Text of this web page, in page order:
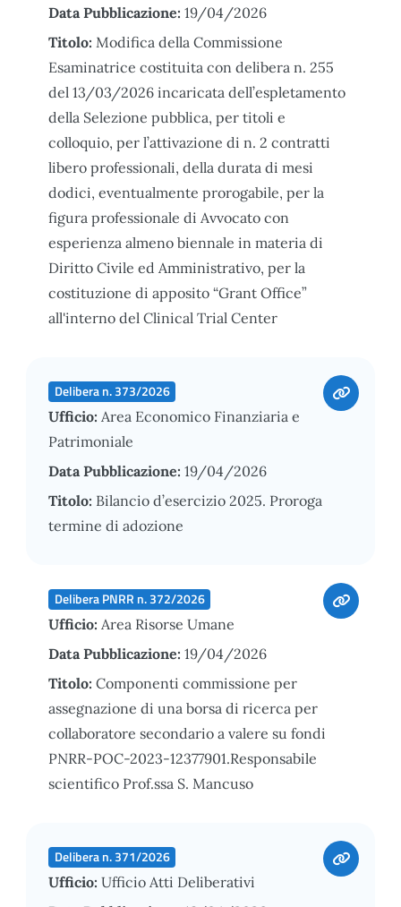
Data Pubblicazione: 19/04/2026
Titolo: Modifica della Commissione
Esaminatrice costituita con delibera n. 255
del 13/03/2026 incaricata dell’espletamento
della Selezione pubblica, per titoli e
colloquio, per l’attivazione di n. 2 contratti
libero professionali, della durata di mesi
dodici, eventualmente prorogabile, per la
figura professionale di Avvocato con
esperienza almeno biennale in materia di
Diritto Civile ed Amministrativo, per la
costituzione di apposito “Grant Office”
all'interno del Clinical Trial Center
Delibera n. 373/2026
Ufficio: Area Economico Finanziaria e
Patrimoniale
Data Pubblicazione: 19/04/2026
Titolo: Bilancio d’esercizio 2025. Proroga
termine di adozione
Delibera PNRR n. 372/2026
Ufficio: Area Risorse Umane
Data Pubblicazione: 19/04/2026
Titolo: Componenti commissione per
assegnazione di una borsa di ricerca per
collaboratore secondario a valere su fondi
PNRR-POC-2023-12377901.Responsabile
scientifico Prof.ssa S. Mancuso
Delibera n. 371/2026
Ufficio: Ufficio Atti Deliberativi